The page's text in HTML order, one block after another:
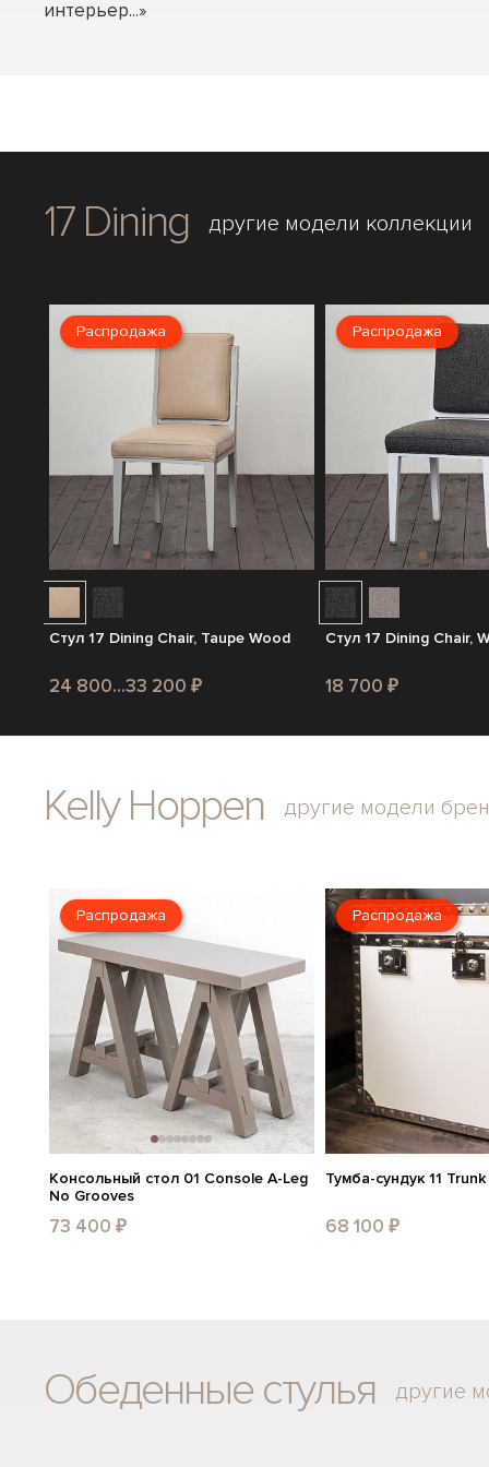
интерьер...»
17 Dining другие модели коллекции
Распродажа
Стул 17 Dining Chair, Taupe Wood
24 800...33 200 ₽
Распродажа
Стул 17 Dining Chair,
18 700 ₽
Kelly Hoppen другие модели
Распродажа
Консольный стол 01 Console A-Leg
No Grooves
73 400 ₽
Распродажа
Тумба-сундук 11
68 100 ₽
Обеденные стулья другие